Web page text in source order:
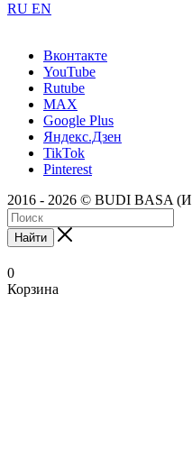
RU EN
Вконтакте
YouTube
Rutube
MAX
Google Plus
Яндекс.Дзен
TikTok
Pinterest
2016 - 2026 © BUDI BASA
Найти
0
Корзина